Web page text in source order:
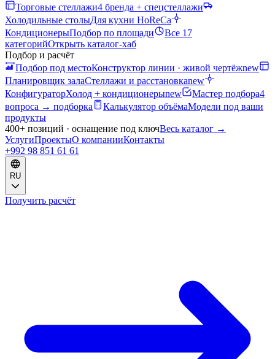
Торговые стеллажи4 бренда + спецстеллажи
Холодильные столыДля кухни HoReCa
КондиционерыПодбор по площади
Все 17
категорийОткрыть каталог-хаб
Подбор и расчёт
Подбор под местоКонструктор линии · живой чертёжnew
Планировщик залаСтеллажи и расстановкаnew
КонфигураторХолод + кондиционерыnew Мастер подбора4
вопроса → подборка
Калькулятор объёмаМодели под ваши
продукты
400+ позиций · оснащение под ключВесь каталог →
УслугиПроектыО компанииКонтакты
+992 98 851 61 61
RU
Получить расчёт